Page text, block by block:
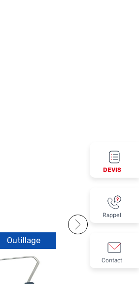
Outillage Outillage
DEVIS
Rappel
Contact